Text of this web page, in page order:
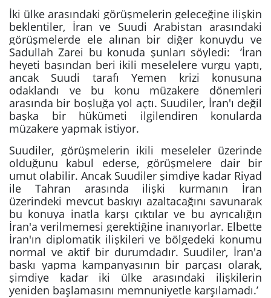
İki ülke arasındaki görüşmelerin geleceğine ilişkin
beklentiler, İran ve Suudi Arabistan arasındaki
görüşmelerde ele alınan bir diğer konuydu ve
Sadullah Zarei bu konuda şunları söyledi: ‘İran
heyeti başından beri ikili meselelere vurgu yaptı,
ancak Suudi tarafı Yemen krizi konusuna
odaklandı ve bu konu müzakere dönemleri
arasında bir boşluğa yol açtı. Suudiler, İran'ı değil
başka bir hükümeti ilgilendiren konularda
müzakere yapmak istiyor.
Suudiler, görüşmelerin ikili meseleler üzerinde
olduğunu kabul ederse, görüşmelere dair bir
umut olabilir. Ancak Suudiler şimdiye kadar Riyad
ile Tahran arasında ilişki kurmanın İran
üzerindeki mevcut baskıyı azaltacağını savunarak
bu konuya inatla karşı çıktılar ve bu ayrıcalığın
İran'a verilmemesi gerektiğine inanıyorlar. Elbette
İran'ın diplomatik ilişkileri ve bölgedeki konumu
normal ve aktif bir durumdadır. Suudiler, İran'a
baskı yapma kampanyasının bir parçası olarak,
şimdiye kadar iki ülke arasındaki ilişkilerin
yeniden başlamasını memnuniyetle karşılamadı.’